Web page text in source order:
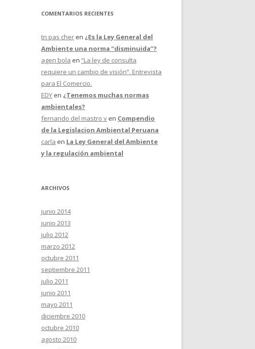
COMENTARIOS RECIENTES
tn pas cher en ¿Es la Ley General del
Ambiente una norma “disminuida”?
agen bola en “La ley de consulta
requiere un cambio de visión”. Entrevista
para El Comercio.
EDY en ¿Tenemos muchas normas
ambientales?
fernando del mastro v en Compendio
de la Legislacion Ambiental Peruana
carla en La Ley General del Ambiente
y la regulación ambiental
ARCHIVOS
junio 2014
junio 2013
julio 2012
marzo 2012
octubre 2011
septiembre 2011
julio 2011
junio 2011
mayo 2011
diciembre 2010
octubre 2010
agosto 2010